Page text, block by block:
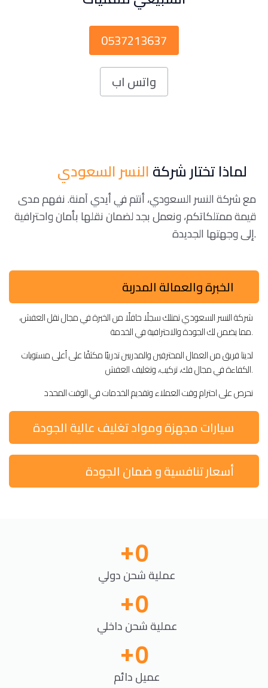
0537213637
واتس اب
لماذا تختار شركةالنسر السعودي
مع شركة النسر السعودي، أنتم في أيدي آمنة. نفهم مدى
قيمة ممتلكاتكم، ونعمل بجد لضمان نقلها بأمان واحترافية
إلى وجهتها الجديدة.
الخبرة والعمالة المدربة
شركة النسر السعودي تمتلك سجلًا حافلًا من الخبرة في مجال نقل العفش،
مما يضمن لك الجودة والاحترافية في الخدمة.
لدينا فريق من العمال المحترفين والمدربين تدريبًا مكثفًا على أعلى مستويات
الكفاءة في مجال فك، تركيب، وتغليف العفش.
نحرص على احترام وقت العملاء وتقديم الخدمات في الوقت المحدد
سيارات مجهزة ومواد تغليف عالية الجودة
أسعار تنافسية و ضمان الجودة
+0
عملية شحن دولي
+0
عملية شحن داخلي
+0
عميل دائم